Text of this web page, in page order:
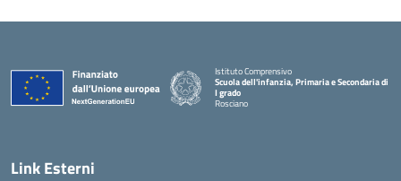
Istituto Comprensivo
Scuola dell'infanzia, Primaria e Secondaria di
I grado
Rosciano
Link Esterni